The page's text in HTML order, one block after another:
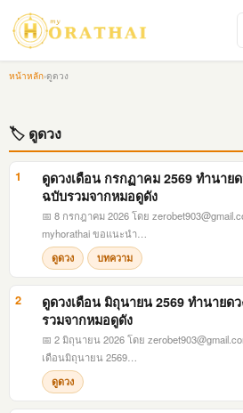
หน้าหลัก›ดูดวง
🏷 ดูดวง
1
ดูดวงเดือน กรกฏาคม 2569 ทำนาย
ฉบับรวมจากหมอดูดัง
📅 8 กรกฎาคม 2026โดย
myhorathai ขอแนะนำ…
ดูดวง บทความ
2
ดูดวงเดือน มิถุนายน 2569 ทำนายด
รวมจากหมอดูดัง
📅 2 มิถุนายน 2026โดย
เดือนมิถุนายน 2569…
ดูดวง